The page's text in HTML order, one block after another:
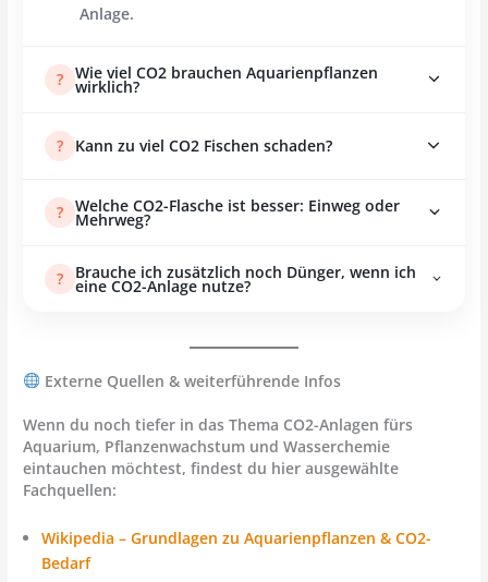
Anlage.
? Wie viel CO2 brauchen Aquarienpflanzen
wirklich?
im Aquarium hilft, die Werte konstant zu halten.
? Kann zu viel CO2 Fischen schaden?
Sauerstoffmangel kommen, erkennbar daran,
schnappen.
? Welche CO2-Flasche ist besser: Einweg oder
Mehrweg?
umweltfreundlicher. Einwegflaschen eignen sich
? Brauche ich zusätzlich noch Dünger, wenn ich
eine CO2-Anlage nutze?
Für optimales Wachstum sind auch Licht und
Flüssigdünger notwendig.
Externe Quellen & weiterführende Infos
Wenn du noch tiefer in das Thema CO2-Anlagen fürs
Aquarium, Pflanzenwachstum und Wasserchemie
eintauchen möchtest, findest du hier ausgewählte
Fachquellen:
Wikipedia – Grundlagen zu Aquarienpflanzen & CO2-
Bedarf